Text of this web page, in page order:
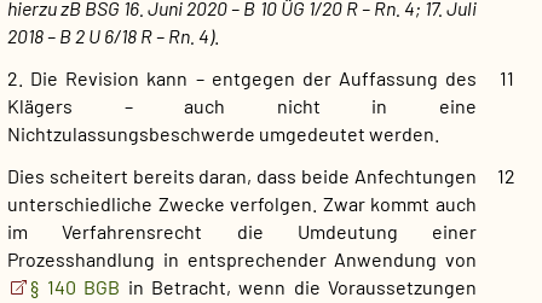
hierzu zB BSG 16. Juni 2020 – B 10 ÜG 1/20 R – Rn. 4; 17. Juli
2018 – B 2 U 6/18 R – Rn. 4).
11
2. Die Revision kann – entgegen der Auffassung des
Klägers – auch nicht in eine
Nichtzulassungsbeschwerde umgedeutet werden.
12
Dies scheitert bereits daran, dass beide Anfechtungen
unterschiedliche Zwecke verfolgen. Zwar kommt auch
im Verfahrensrecht die Umdeutung einer
Prozesshandlung in entsprechender Anwendung von
§ 140 BGB in Betracht, wenn die Voraussetzungen